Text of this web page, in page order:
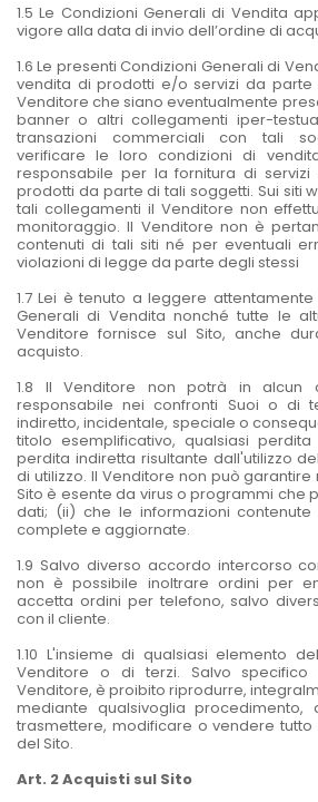
1.5 Le Condizioni Generali di Vendita
vigore alla data di invio dell’ordine di
1.6 Le presenti Condizioni Generali di
vendita di prodotti e/o servizi da parte
Venditore che siano eventualmente
banner o altri collegamenti iper-
transazioni commerciali con tali
verificare le loro condizioni di
responsabile per la fornitura di
prodotti da parte di tali soggetti. Sui siti
tali collegamenti il Venditore non
monitoraggio. Il Venditore non è
contenuti di tali siti né per eventuali
violazioni di legge da parte degli stessi
1.7 Lei è tenuto a leggere
Generali di Vendita nonché tutte le
Venditore fornisce sul Sito, anche
acquisto.
1.8 Il Venditore non potrà in alcun
responsabile nei confronti Suoi o di
indiretto, incidentale, speciale o
titolo esemplificativo, qualsiasi
perdita indiretta risultante dall'utilizzo
di utilizzo. Il Venditore non può
Sito è esente da virus o programmi che
dati; (ii) che le informazioni contenute
complete e aggiornate.
1.9 Salvo diverso accordo intercorso
non è possibile inoltrare ordini per
accetta ordini per telefono, salvo
con il cliente.
1.10 L'insieme di qualsiasi elemento
Venditore o di terzi. Salvo specifico
Venditore, è proibito riprodurre,
mediante qualsivoglia procedimento,
trasmettere, modificare o vendere
del Sito.
Art. 2 Acquisti sul Sito